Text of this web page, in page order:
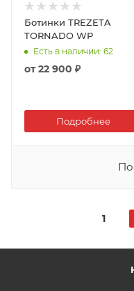
Ботинки TREZETA
TORNADO WP
Есть в наличии: 62
от22 900 ₽
Подробнее
1